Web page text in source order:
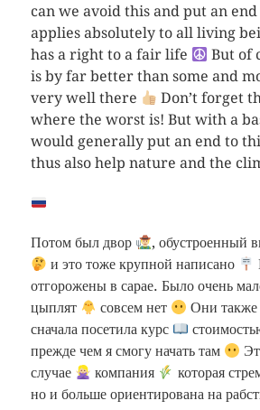
can we avoid this and put an
applies absolutely to all living
has a right to a fair life
But of
is by far better than some and
very well there
Don’t forget
where the worst is! But with a
would generally put an end to
thus also help nature and the
Потом был двор
, обустроенный
и это тоже крупной написано
отгорожены в сарае. Было очень
цыплят
совсем нет Они также
сначала посетила курс
прежде чем я смогу начать там
случае
компания
которая
но и больше ориентирована на